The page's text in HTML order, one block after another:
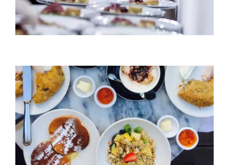
Excellence in catering
& cuisines